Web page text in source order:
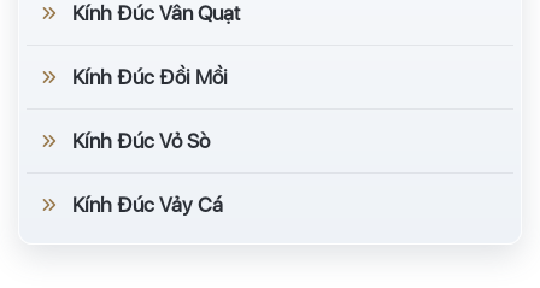
Kính Đúc Vân Quạt
Kính Đúc Đồi Mồi
Kính Đúc Vỏ Sò
Kính Đúc Vảy Cá